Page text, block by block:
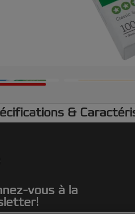
&
vous à la